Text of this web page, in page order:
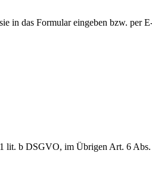
in das Formular eingeben bzw. per
1 lit. b DSGVO, im Übrigen Art. 6